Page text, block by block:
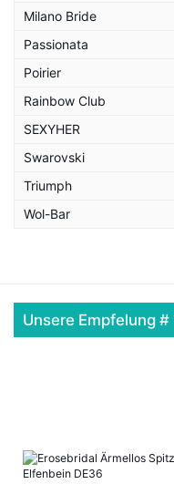
Milano Bride
Passionata
Poirier
Rainbow Club
SEXYHER
Swarovski
Triumph
Wol-Bar
Unsere Empfelung #